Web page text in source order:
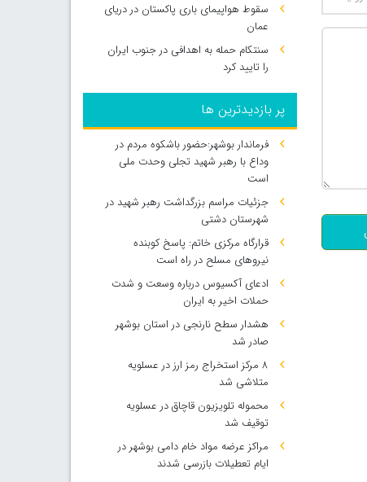
سقوط هواپیمای باری پاکستان در دریای
عمان
سنتکام حمله به اهدافی در جنوب ایران
را تایید کرد
پر بازدیدترین ها
فرماندار بوشهر:حضور باشکوه مردم در
وداع با رهبر شهید تجلی وحدت ملی
است
جزئیات مراسم بزرگداشت رهبر شهید در
شهرستان دشتی
قرارگاه مرکزی خاتم: پاسخ کوبنده
نیروهای مسلح در راه است
ادعای آکسیوس درباره وسعت و شدت
حملات اخیر به ایران
هشدار سطح نارنجی در استان بوشهر
صادر شد
۸ مرکز استخراج رمز ارز در عسلویه
متلاشی شد
محموله تلویزیون قاچاق در عسلویه
توقیف شد
مراکز عرضه مواد خام دامی بوشهر در
ایام تعطیلات بازرسی شدند